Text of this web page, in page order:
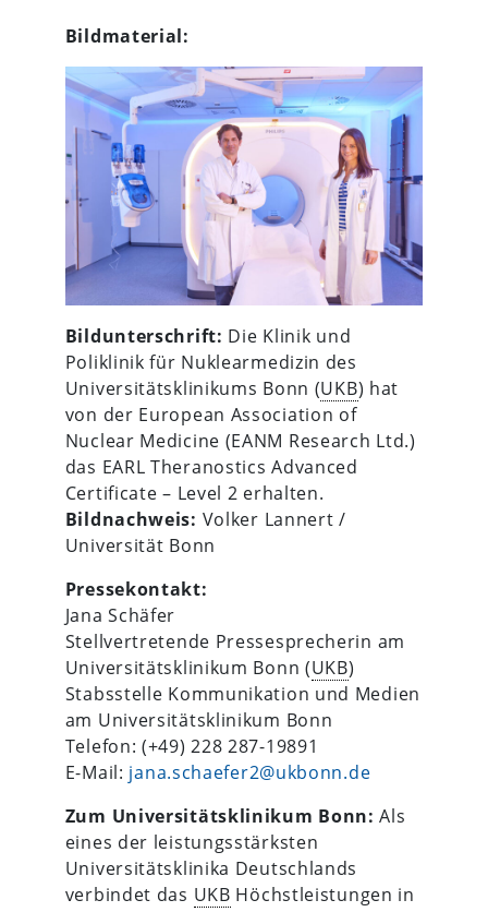
Bildmaterial:
Bildunterschrift: Die Klinik und
Poliklinik für Nuklearmedizin des
Universitätsklinikums Bonn (UKB) hat
von der European Association of
Nuclear Medicine (EANM Research Ltd.)
das EARL Theranostics Advanced
Certificate – Level 2 erhalten.
Bildnachweis: Volker Lannert /
Universität Bonn
Pressekontakt:
Jana Schäfer
Stellvertretende Pressesprecherin am
Universitätsklinikum Bonn (UKB)
Stabsstelle Kommunikation und Medien
am Universitätsklinikum Bonn
Telefon: (+49) 228 287-19891
E-Mail: jana.schaefer2@ukbonn.de
Zum Universitätsklinikum Bonn: Als
eines der leistungsstärksten
Universitätsklinika Deutschlands
verbindet das UKB Höchstleistungen in